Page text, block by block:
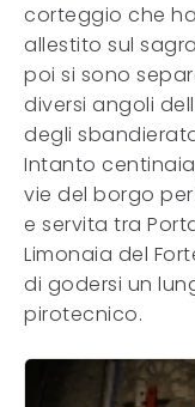
corteggio che
allestito sul
poi si sono
diversi angoli
degli
Intanto
vie del borgo
e servita tra
Limonaia del
di godersi un
pirotecnico.